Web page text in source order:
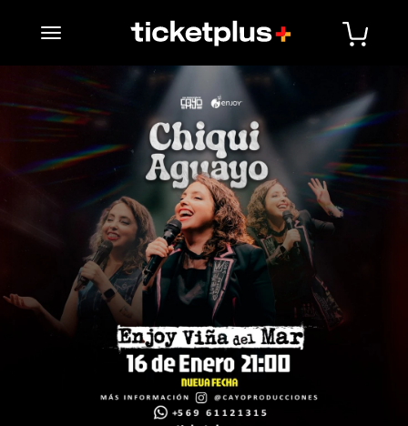
desplegar navegación